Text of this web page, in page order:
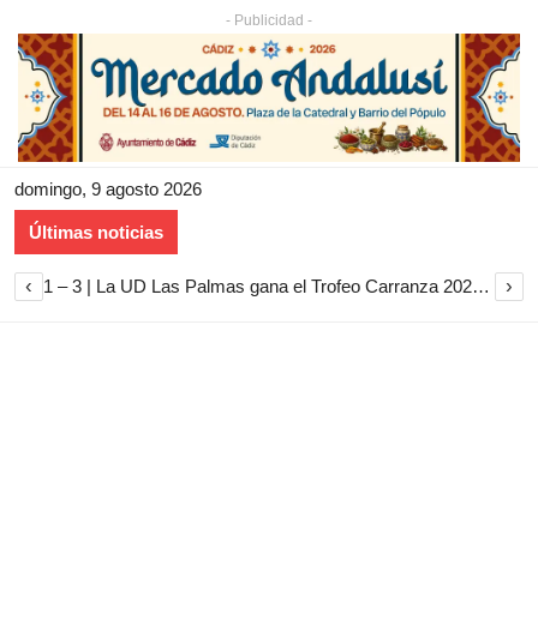
- Publicidad -
domingo, 9 agosto 2026
Últimas noticias
‹ 1 – 3 | La UD Las Palmas gana el Trofeo Carranza 2026 tras imponerse al Cádiz CF ›